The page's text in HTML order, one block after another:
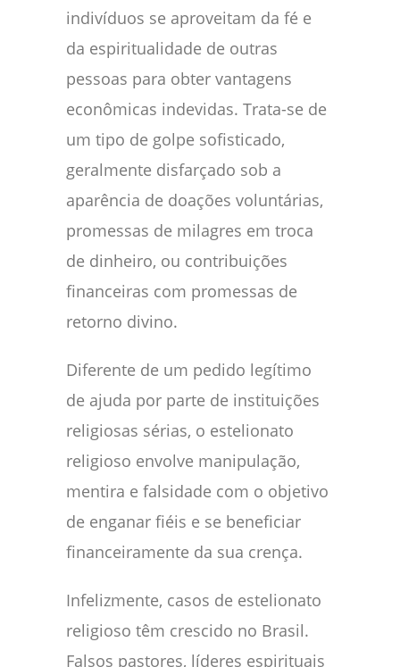
indivíduos se aproveitam da fé e
da espiritualidade de outras
pessoas para obter vantagens
econômicas indevidas. Trata-se de
um tipo de golpe sofisticado,
geralmente disfarçado sob a
aparência de doações voluntárias,
promessas de milagres em troca
de dinheiro, ou contribuições
financeiras com promessas de
retorno divino.
Diferente de um pedido legítimo
de ajuda por parte de instituições
religiosas sérias, o estelionato
religioso envolve manipulação,
mentira e falsidade com o objetivo
de enganar fiéis e se beneficiar
financeiramente da sua crença.
Infelizmente, casos de estelionato
religioso têm crescido no Brasil.
Falsos pastores, líderes espirituais